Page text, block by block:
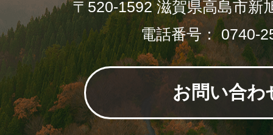
〒520-1592 滋賀県高島市新
電話番号： 0740-
お問い合わ